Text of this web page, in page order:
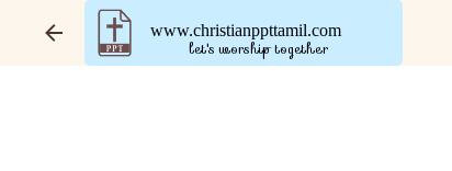
www.christianppttamil.com
let's worship together